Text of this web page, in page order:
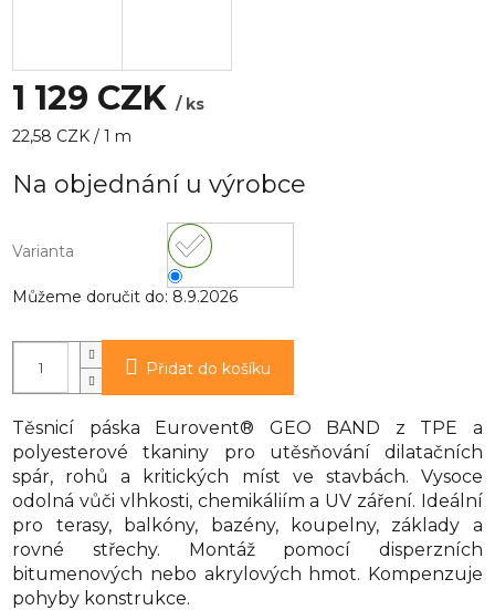
1 129 CZK/ ks
Měrná
22,58 CZK / 1 m
Na objednání u výrobce
Varianta
Můžeme doručit do: 8.9.2026
Přidat do košíku
Těsnicí páska Eurovent® GEO BAND z TPE a
polyesterové tkaniny pro utěsňování dilatačních
spár, rohů a kritických míst ve stavbách. Vysoce
odolná vůči vlhkosti, chemikáliím a UV záření. Ideální
pro terasy, balkóny, bazény, koupelny, základy a
rovné střechy. Montáž pomocí disperzních
bitumenových nebo akrylových hmot. Kompenzuje
pohyby konstrukce.